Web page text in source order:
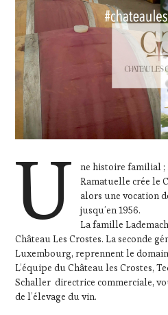
U
ne histoire familial ;
Ramatuelle crée le
alors une vocation
jusqu’en 1956.
La famille
Château Les Crostes. La seconde
Luxembourg, reprennent le
L’équipe du Château les Crostes,
Schaller directrice commerciale,
de l’élevage du vin.